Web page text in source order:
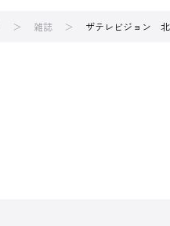
雑誌 ザテレビジョン